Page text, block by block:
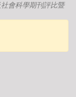
會科學期刊評比暨